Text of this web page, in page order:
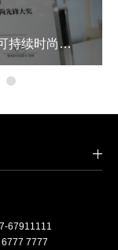
67911111
7777